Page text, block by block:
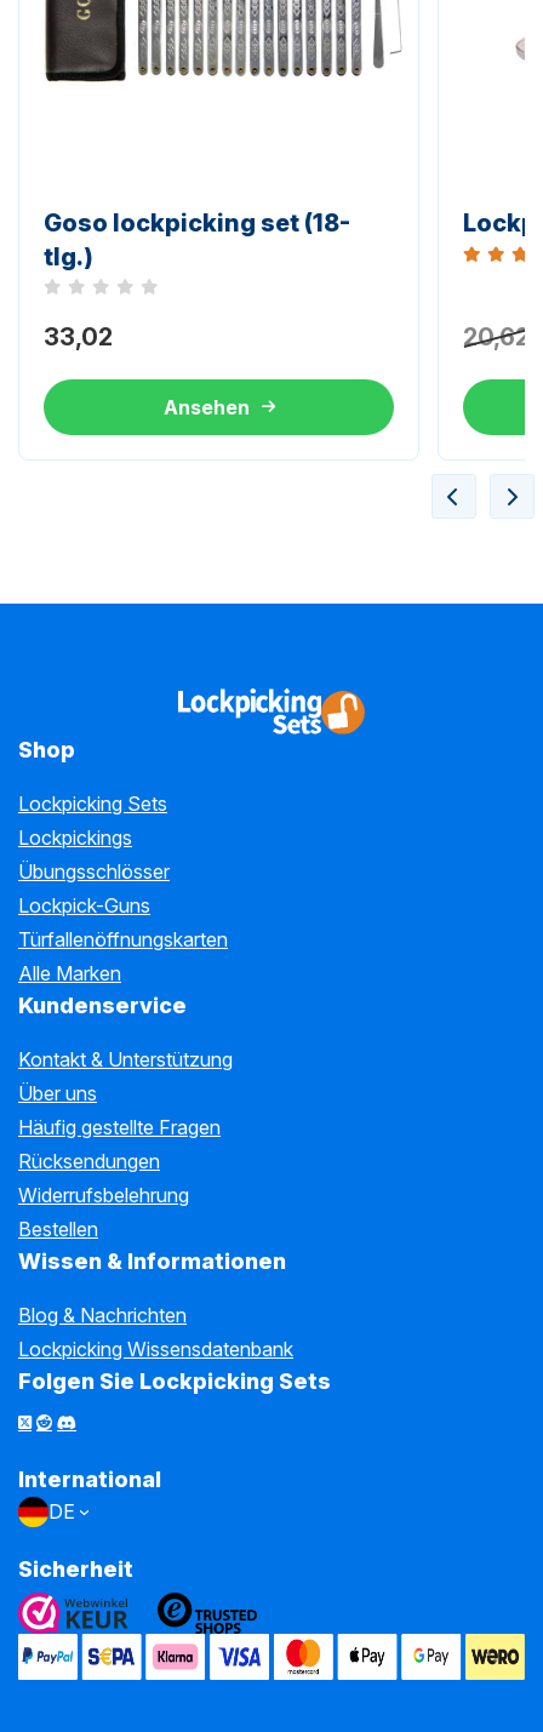
Goso lockpicking set (18-
tlg.)
Noch keine Bewertungen
33,02
Ansehen
20,62
Shop
Lockpicking Sets
Lockpickings
Übungsschlösser
Lockpick-Guns
Türfallenöffnungskarten
Alle Marken
Kundenservice
Kontakt & Unterstützung
Über uns
Häufig gestellte Fragen
Rücksendungen
Widerrufsbelehrung
Bestellen
Wissen & Informationen
Blog & Nachrichten
Lockpicking Wissensdatenbank
Folgen Sie Lockpicking Sets
International
DE
Sicherheit